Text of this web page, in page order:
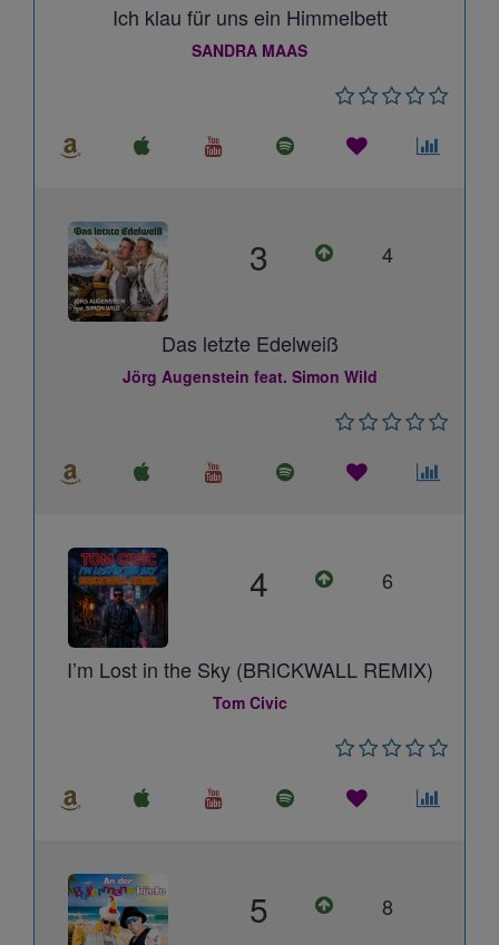
Ich klau für uns ein Himmelbett
SANDRA MAAS
3 4
Das letzte Edelweiß
Jörg Augenstein feat. Simon Wild
4 6
I’m Lost in the Sky (BRICKWALL REMIX)
Tom Civic
5 8